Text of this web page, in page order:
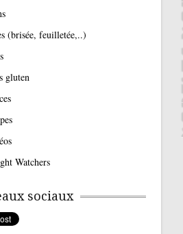
(brisée, feuilletée,..)
gluten
Watchers
sociaux